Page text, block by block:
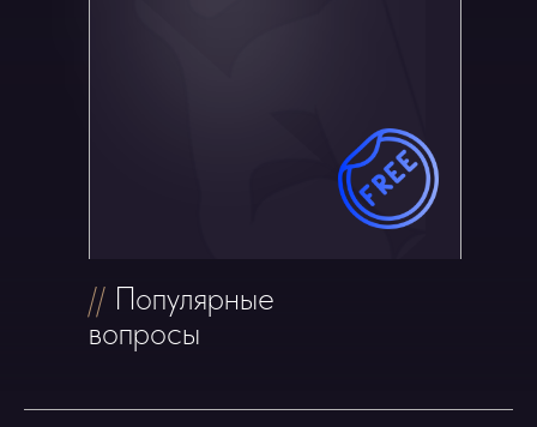
// Популярные
вопросы